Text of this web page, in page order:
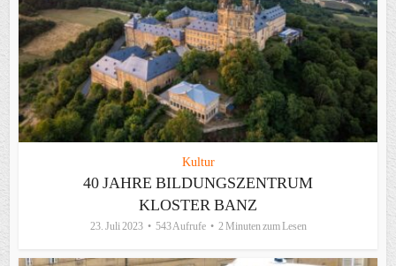
Kultur
40 JAHRE BILDUNGSZENTRUM
KLOSTER BANZ
23. Juli 2023 543 Aufrufe 2 Minuten zum Lesen